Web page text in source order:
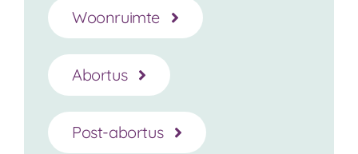
Woonruimte
Abortus
Post-abortus